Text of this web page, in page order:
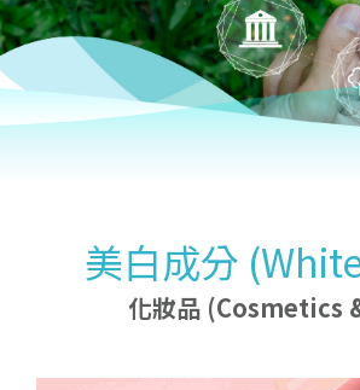
Menu
公司簡介
企業理念及概要
服務領域
產品介紹化
妝
品
(
C
o
s
m
e
t
i
c
s
&
P
C
最新消息
Language
繁體中文
English
美白成分
化妝品 (Cosmetics